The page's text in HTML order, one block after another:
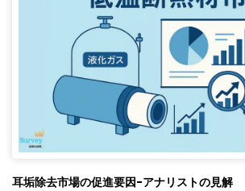
耳垢除去市場の促進要因-アナリストの見解